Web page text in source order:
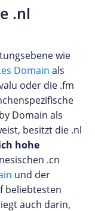
.nl
wie
.es Domain als
oder die .fm
Domain als
besitzt die .nl
hohe
.cn
und der
beliebtesten
auch darin,